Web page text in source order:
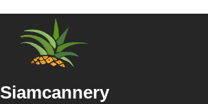
Siamcannery